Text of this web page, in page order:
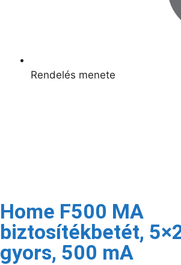
Rendelés menete
Home F500 MA
biztosítékbetét,
gyors, 500 mA